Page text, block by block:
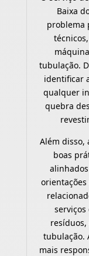
Baixa
problema
tubulação.
identificar
qualquer
quebra
Além disso,
boas
orientações
tubulação.
mais